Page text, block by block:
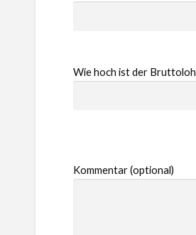
Wie hoch ist der
Kommentar (optional)